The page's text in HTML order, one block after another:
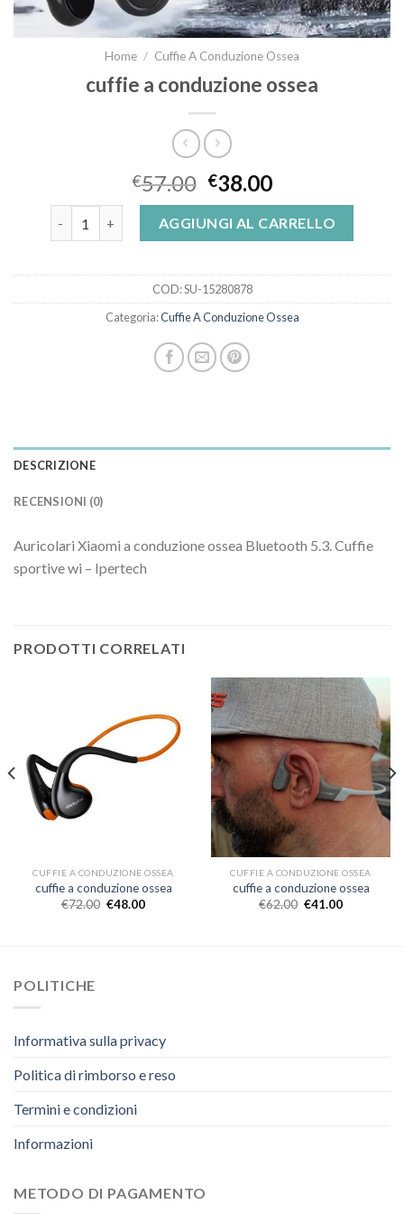
Home / Cuffie A Conduzione Ossea
cuffie a conduzione ossea
€57.00 €38.00
AGGIUNGI AL CARRELLO
COD:SU-15280878
Categoria:Cuffie A Conduzione Ossea
DESCRIZIONE
RECENSIONI (0)
Auricolari Xiaomi a conduzione ossea Bluetooth 5.3. Cuffie
sportive wi – Ipertech
PRODOTTI CORRELATI
CUFFIE A CONDUZIONE OSSEA
cuffie a conduzione ossea
€72.00 €48.00
CUFFIE A CONDUZIONE OSSEA
cuffie a conduzione ossea
€62.00 €41.00
POLITICHE
Informativa sulla privacy
Politica di rimborso e reso
Termini e condizioni
Informazioni
METODO DI PAGAMENTO